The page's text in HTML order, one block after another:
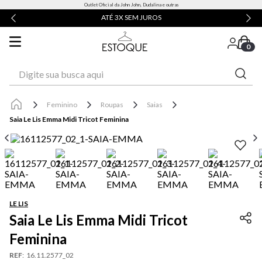
Outlet Oficial da John John, Dudalina e outras
ATÉ 3X SEM JUROS
0
Feminino Roupas
Saias
Saia Le Lis Emma Midi Tricot Feminina
LE LIS
Saia Le Lis Emma Midi Tricot
Feminina
REF: 16.11.2577_02